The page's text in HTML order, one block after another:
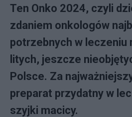
Ten Onko 2024, czyli
zdaniem onkologów
potrzebnych w leczeniu
litych, jeszcze
Polsce. Za
preparat przydatny w
szyjki macicy.